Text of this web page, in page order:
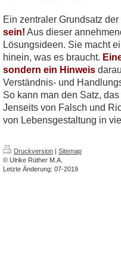
Ein zentraler Grundsatz
sein! Aus dieser
Lösungsideen. Sie macht
hinein, was es braucht.
sondern ein Hinweis
Verständnis- und
So kann man den Satz,
Jenseits von Falsch und
von Lebensgestaltung in
Druckversion | Sitemap
© Ulrike Rüther M.A.
Letzte Änderung: 07-2019